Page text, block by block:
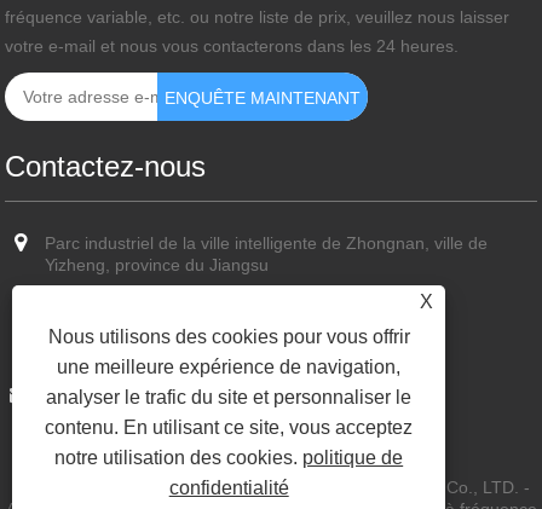
fréquence variable, etc. ou notre liste de prix, veuillez nous laisser
votre e-mail et nous vous contacterons dans les 24 heures.
Contactez-nous
Parc industriel de la ville intelligente de Zhongnan, ville de
Yizheng, province du Jiangsu
sun@cn-hvps.com
Copyright © 2023 Yangzhou Kaihong Power Technology Co., LTD. -
X
Nous utilisons des cookies pour vous offrir
une meilleure expérience de navigation,
analyser le trafic du site et personnaliser le
contenu. En utilisant ce site, vous acceptez
notre utilisation des cookies. politique de
confidentialité